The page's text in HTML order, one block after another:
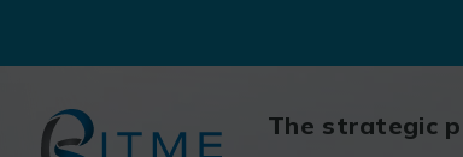
content
The strategic